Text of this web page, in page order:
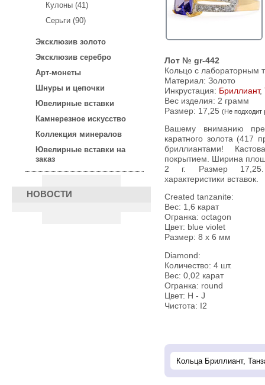
Кулоны (41)
Серьги (90)
Эксклюзив золото
Эксклюзив серебро
Арт-монеты
Шнуры и цепочки
Ювелирные вставки
Камнерезное искусство
Коллекция минералов
Ювелирные вставки на
заказ
НОВОСТИ
Лот № gr-442
Кольцо с лабораторным
Материал: Золото
Инкрустация: Бриллиант,
Вес изделия: 2 грамм
Размер: 17,25 (Не подходит
Вашему вниманию предлагается кольцо из желтого 10-
каратного золота (417
бриллиантами!
покрытием. Ширина
2 г. Размер 17,25.
характеристики вставок.
Created tanzanite:
Вес: 1,6 карат
Огранка: octagon
Цвет: blue violet
Размер: 8 х 6 мм
Diamond:
Количество: 4 шт.
Вес: 0,02 карат
Огранка: round
Цвет: H - J
Чистота: I2